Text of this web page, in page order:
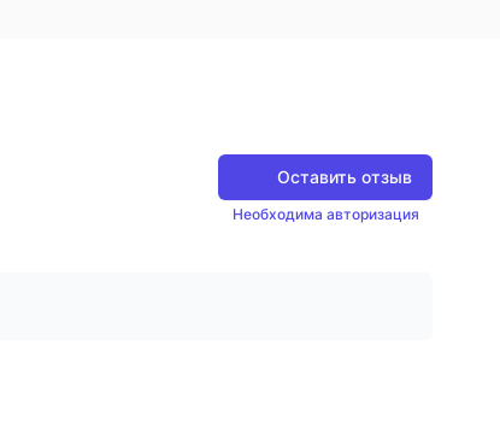
Оставить отзыв
Необходима авторизация